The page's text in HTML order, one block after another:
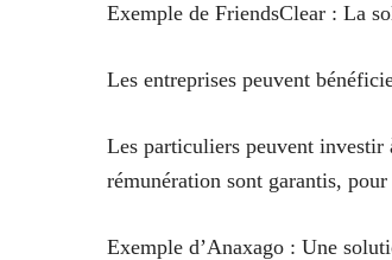
Exemple de FriendsClear : La
Les entreprises peuvent
Les particuliers peuvent investir
rémunération sont garantis,
Exemple d’Anaxago : Une